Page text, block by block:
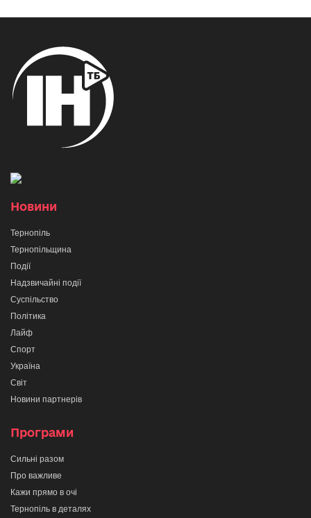
Новини
Тернопіль
Тернопільщина
Події
Надзвичайні події
Суспільство
Політика
Лайф
Спорт
Україна
Світ
Новини партнерів
Програми
Сильні разом
Про важливе
Кажи прямо в очі
Тернопіль в деталях